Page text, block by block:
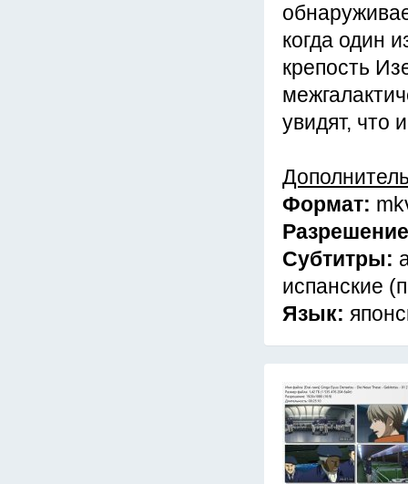
когда один
крепость
увидят, что
Формат:
Субтитры:
испанские
Язык: